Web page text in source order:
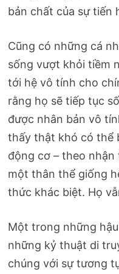
bản chất của sự tiến
Cũng có những cá
sống vượt khỏi tiềm
tới hệ vô tính cho
rằng họ sẽ tiếp tục
được nhân bản vô
thấy thật khó có thể
động cơ – theo
một thân thể giống
thức khác biệt. Họ
Một trong những
những kỷ thuật di
chúng với sự tương